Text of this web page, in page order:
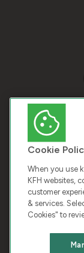
COPYRIGHT
Terms &
Cookie
When you use
KFH websites,
customer
& services.
Cookies" to